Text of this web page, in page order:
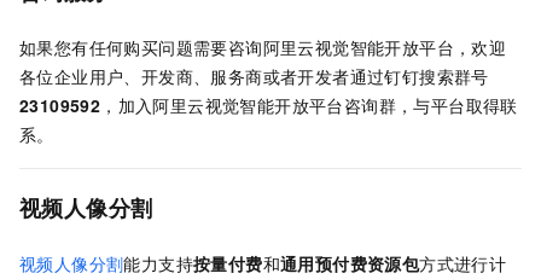
如果您有任何购买问题需要咨询阿里云视觉智能开放平台，欢迎
各位企业用户、开发商、服务商或者开发者通过钉钉搜索群号
23109592 ，加入阿里云视觉智能开放平台咨询群，与平台取得联
系。
视频人像分割
视频人像分割能力支持按量付费和通用预付费资源包方式进行计